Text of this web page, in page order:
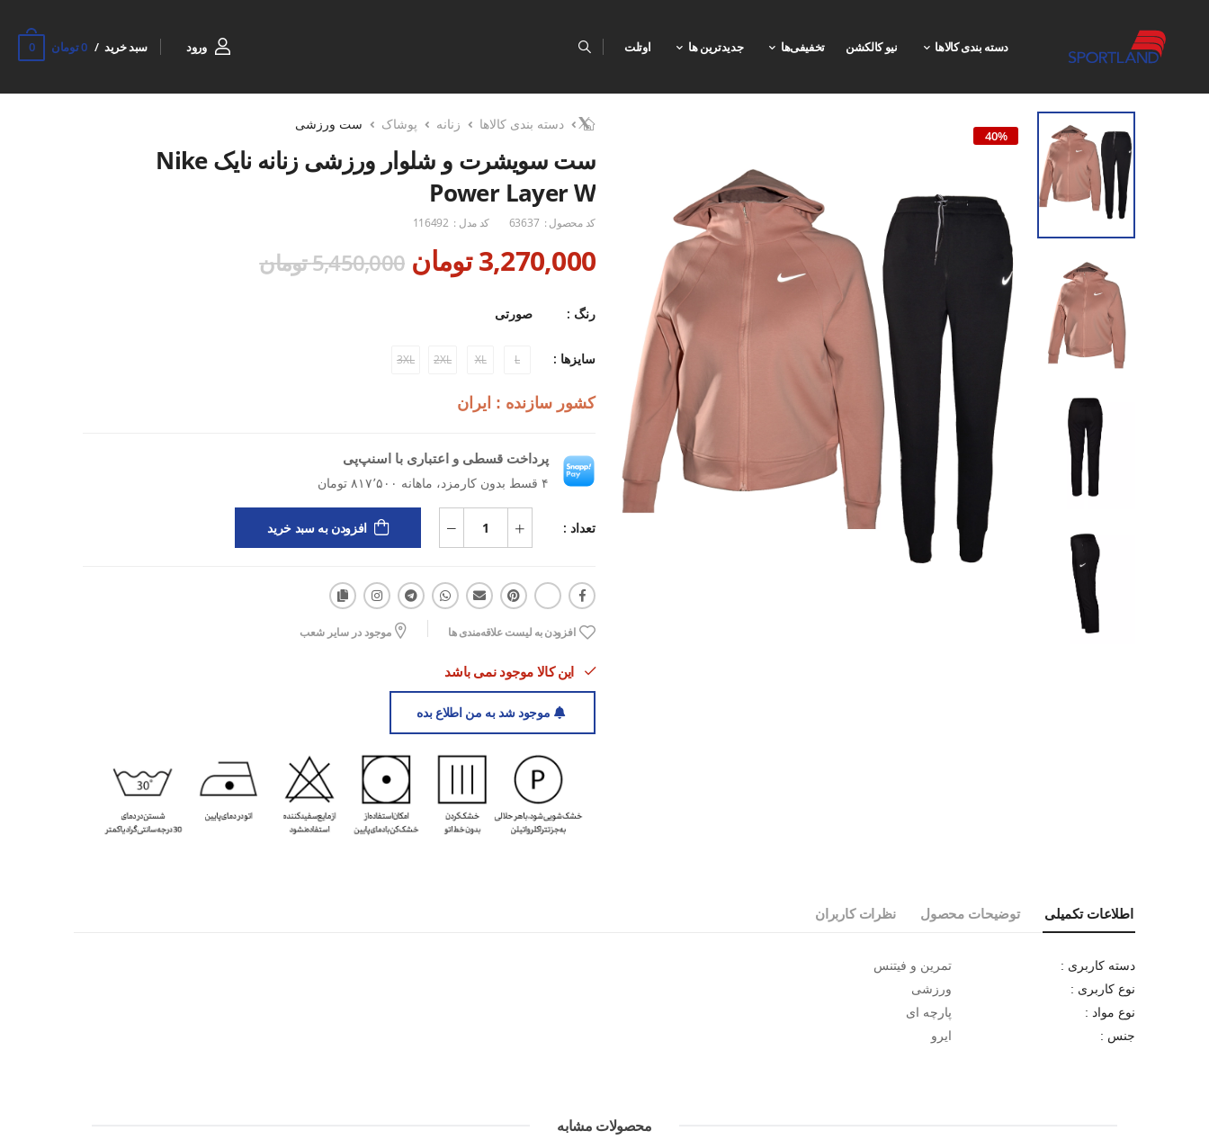
دسته بندی کالاها نیو کالکشن تخفیفی‌ها جدیدترین ها اوتلت ورود سبد خرید 0 تومان 0
40%
دسته بندی کالاها زنانه پوشاک ست ورزشی
ست سویشرت و شلوار ورزشی زنانه نایک Nike
Power Layer W
کد محصول : 63637 کد مدل : 116492
3,270,000 تومان 5,450,000 تومان
رنگ : صورتی
سایزها : L
XL
2XL
3XL
کشور سازنده : ایران
پرداخت قسطی و اعتباری با اسنپ‌پی
۴ قسط بدون کارمزد، ماهانه ۸۱۷٬۵۰۰ تومان
تعداد : افزودن به سبد خرید
افزودن به لیست علاقه‌مندی ها موجود در سایر شعب
این کالا موجود نمی باشد
موجود شد به من اطلاع بده
اطلاعات تکمیلی توضیحات محصول نظرات کاربران
دسته کاربری : تمرین و فیتنس
نوع کاربری : ورزشی
نوع مواد : پارچه ای
جنس : ایرو
محصولات مشابه